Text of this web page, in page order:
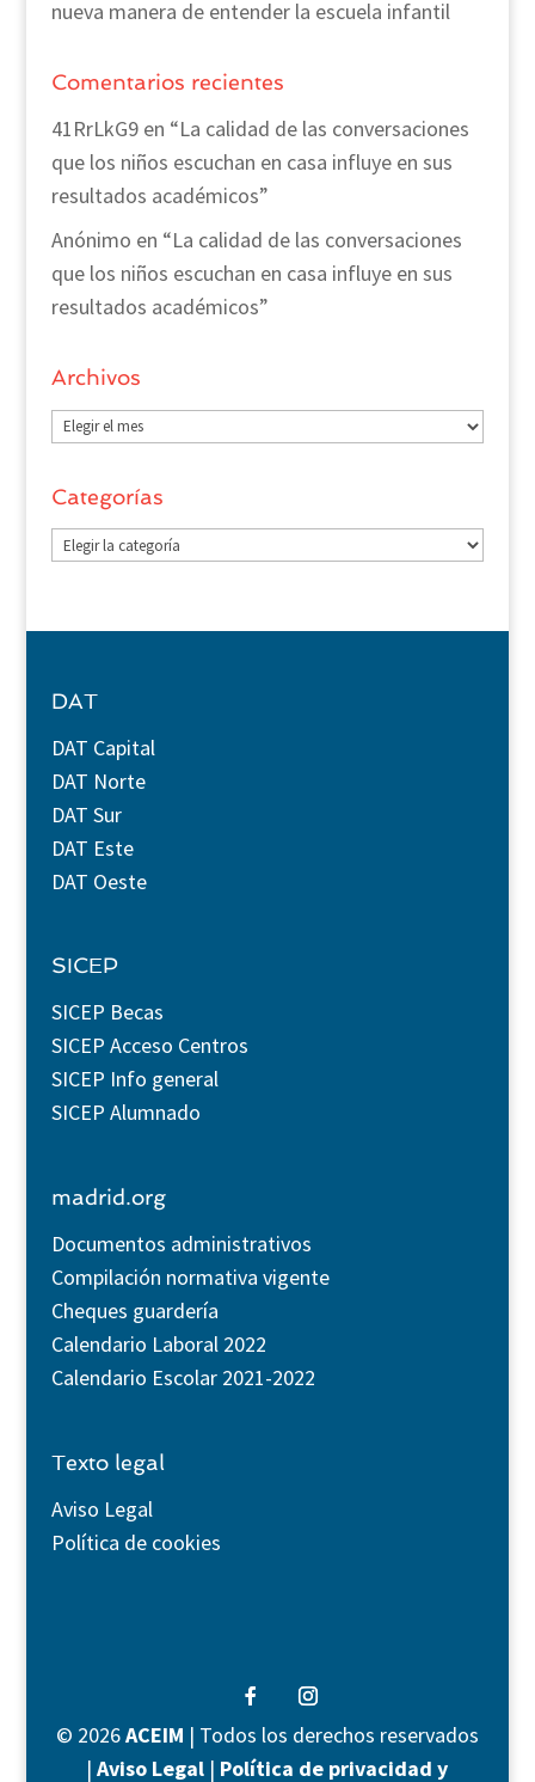
nueva manera de entender la escuela infantil
Comentarios recientes
41RrLkG9en “La calidad de las conversaciones
que los niños escuchan en casa influye en sus
resultados académicos”
Anónimo en “La calidad de las conversaciones
que los niños escuchan en casa influye en sus
resultados académicos”
Archivos
Archivos
Categorías
Categorías
DAT
DAT Capital
DAT Norte
DAT Sur
DAT Este
DAT Oeste
SICEP
SICEP Becas
SICEP Acceso Centros
SICEP Info general
SICEP Alumnado
madrid.org
Documentos administrativos
Compilación normativa vigente
Cheques guardería
Calendario Laboral 2022
Calendario Escolar 2021-2022
Texto legal
Aviso Legal
Política de cookies
© 2026ACEIM | Todos los derechos reservados
|Aviso Legal | Política de privacidad y